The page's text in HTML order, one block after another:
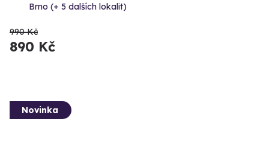
Brno (+ 5 dalších lokalit)
990 Kč
890 Kč
Novinka